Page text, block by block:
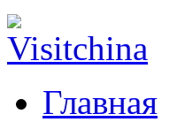
Главная